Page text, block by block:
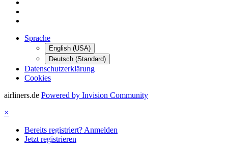
Sprache
English (USA)
Deutsch (Standard)
Datenschutzerklärung
Cookies
airliners.de Powered by Invision Community
×
Bereits registriert? Anmelden
Jetzt registrieren